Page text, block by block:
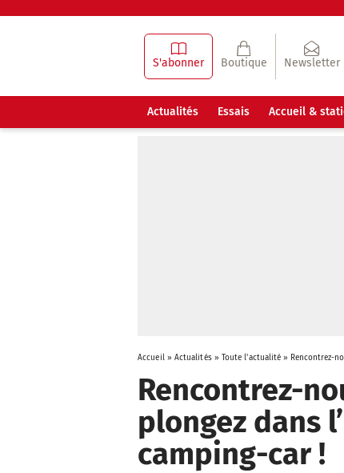
S'abonner Boutique Newsletter
Actualités Essais Accueil &
Accueil» Actualités» Toute l'actualité » Rencontrez-
Rencontrez-
plongez dans
camping-car !